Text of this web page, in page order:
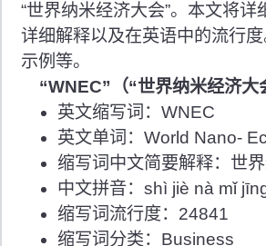
“世界纳米经济大会”。本文将
详细解释以及在英语中的流行
示例等。
“WNEC”（“世界纳米经济大
英文缩写词：WNEC
英文单词：World Nano-
缩写词中文简要解释：世
中文拼音：shì jiè nà mǐ
缩写词流行度：24841
缩写词分类：Business